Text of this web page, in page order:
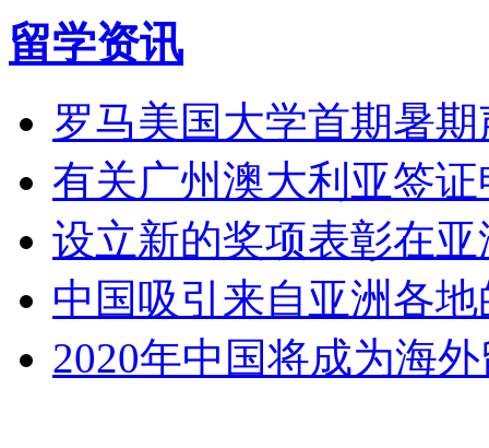
留学资讯
罗马美国大学首期暑
有关广州澳大利亚签
设立新的奖项表彰在
中国吸引来自亚洲各
2020年中国将成为海